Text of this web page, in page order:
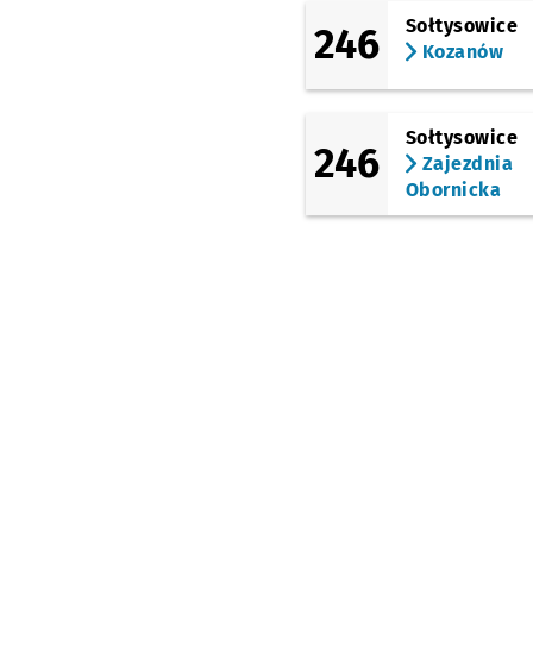
246
Sołtysowice
Kozanów
246
Sołtysowice
Zajezdnia
Obornicka